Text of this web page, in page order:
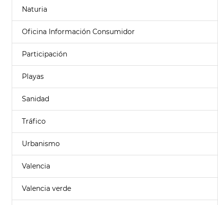
Naturia
Oficina Información Consumidor
Participación
Playas
Sanidad
Tráfico
Urbanismo
Valencia
Valencia verde